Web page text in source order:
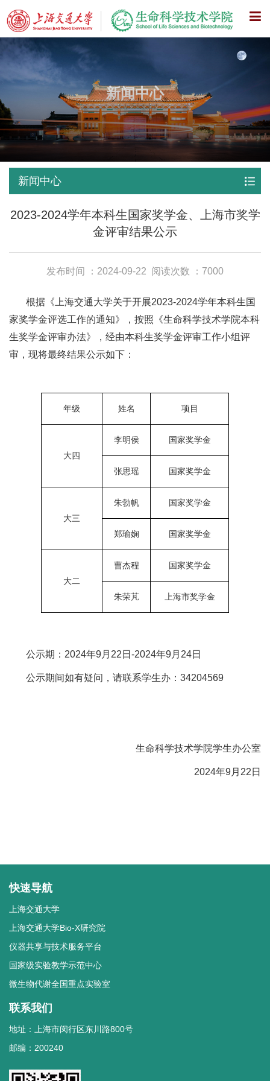
X
新闻中心
新闻中心
2023-2024学年本科生国家奖学金、上海市奖学
金评审结果公示
发布时间 ：2024-09-22 阅读次数 ：7000
根据《上海交通大学关于开展2023-2024学年本科生国
家奖学金评选工作的通知》，按照《生命科学技术学院本科
生奖学金评审办法》，经由本科生奖学金评审工作小组评
审，现将最终结果公示如下：
年级 姓名 项目
大四
李明侯 国家奖学金
张思瑶 国家奖学金
大三
朱勃帆 国家奖学金
郑瑜娴 国家奖学金
大二
曹杰程 国家奖学金
朱荣芃 上海市奖学金
公示期：2024年9月22日-2024年9月24日
公示期间如有疑问，请联系学生办：34204569
生命科学技术学院学生办公室
2024年9月22日
快速导航
上海交通大学
上海交通大学Bio-X研究院
仪器共享与技术服务平台
国家级实验教学示范中心
微生物代谢全国重点实验室
联系我们
地址：上海市闵行区东川路800号
邮编：200240